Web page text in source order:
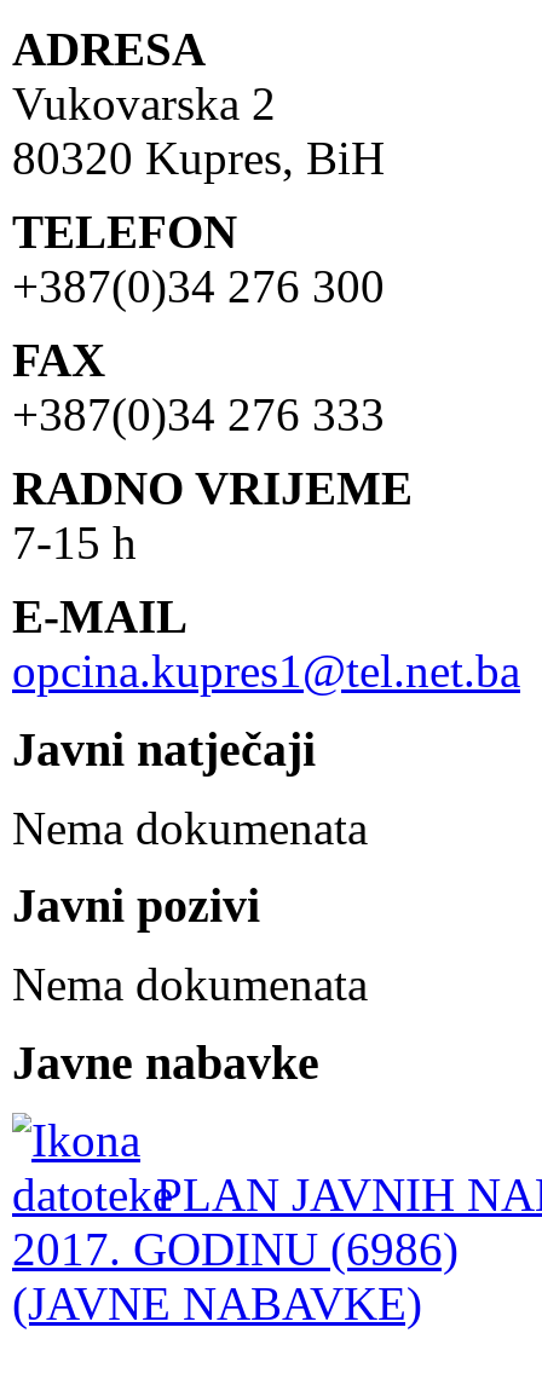
ADRESA
Vukovarska 2
80320 Kupres, BiH
TELEFON
+387(0)34 276 300
FAX
+387(0)34 276 333
RADNO VRIJEME
7-15 h
E-MAIL
opcina.kupres1@tel.net.ba
Javni natječaji
Nema dokumenata
Javni pozivi
Nema dokumenata
Javne nabavke
PLAN JAVNIH
2017. GODINU (6986)
(JAVNE NABAVKE)